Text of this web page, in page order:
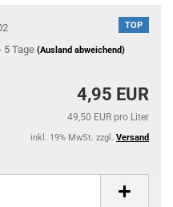
TOP
5 Tage (Ausland abweichend)
4,95 EUR
49,50 EUR pro Liter
inkl. 19% MwSt. zzgl. Versand